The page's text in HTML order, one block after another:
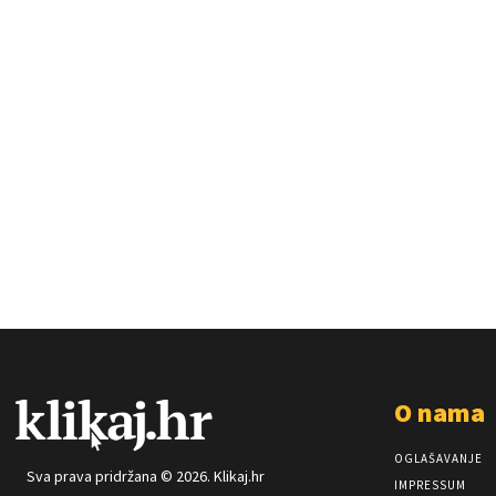
Sva prava pridržana © 2026. Klikaj.hr
O nama
OGLAŠAVANJE
IMPRESSUM